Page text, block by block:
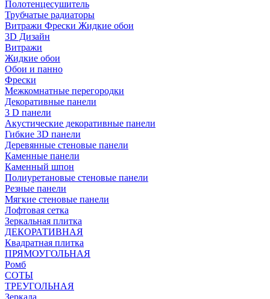
Полотенцесушитель
Трубчатые радиаторы
Витражи Фрески Жидкие обои
3D Дизайн
Витражи
Жидкие обои
Обои и панно
Фрески
Межкомнатные перегородки
Декоративные панели
3 D панели
Акустические декоративные панели
Гибкие 3D панели
Деревянные стеновые панели
Каменные панели
Каменный шпон
Полиуретановые стеновые панели
Резные панели
Мягкие стеновые панели
Лофтовая сетка
Зеркальная плитка
ДЕКОРАТИВНАЯ
Квадратная плитка
ПРЯМОУГОЛЬНАЯ
Ромб
СОТЫ
ТРЕУГОЛЬНАЯ
Зеркала